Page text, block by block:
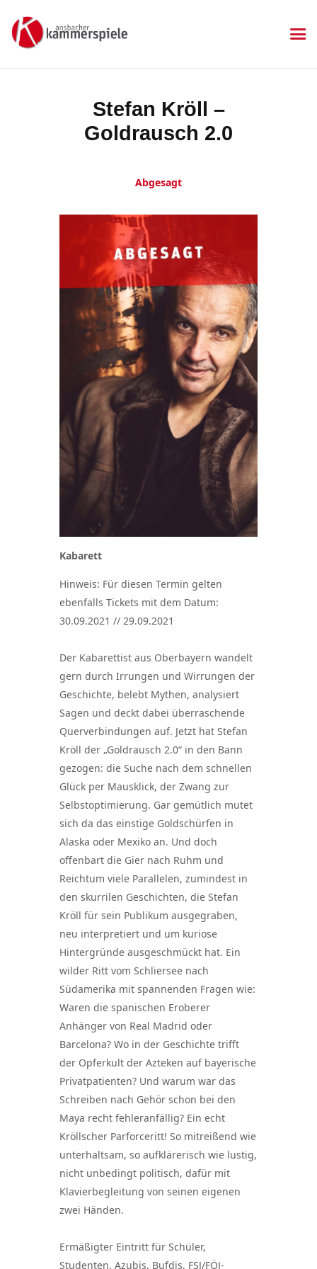
Stefan Kröll –
Goldrausch 2.0
KAMMERSPIELE
Aktuelles
Kartenkauf
Mitgliedschaft
Sponsoren
Kontakt & Anfahrt
Impressum
Datenschutzerklärung
Abgesagt
Kabarett
Hinweis: Für diesen Termin gelten
ebenfalls Tickets mit dem Datum:
30.09.2021 // 29.09.2021
Der Kabarettist aus Oberbayern wandelt
gern durch Irrungen und Wirrungen der
Geschichte, belebt Mythen, analysiert
Sagen und deckt dabei überraschende
Querverbindungen auf. Jetzt hat Stefan
Kröll der „Goldrausch 2.0“ in den Bann
gezogen: die Suche nach dem schnellen
Glück per Mausklick, der Zwang zur
Selbstoptimierung. Gar gemütlich mutet
sich da das einstige Goldschürfen in
Alaska oder Mexiko an. Und doch
offenbart die Gier nach Ruhm und
Reichtum viele Parallelen, zumindest in
den skurrilen Geschichten, die Stefan
Kröll für sein Publikum ausgegraben,
neu interpretiert und um kuriose
Hintergründe ausgeschmückt hat. Ein
wilder Ritt vom Schliersee nach
Südamerika mit spannenden Fragen wie:
Waren die spanischen Eroberer
Anhänger von Real Madrid oder
Barcelona? Wo in der Geschichte trifft
der Opferkult der Azteken auf bayerische
Privatpatienten? Und warum war das
Schreiben nach Gehör schon bei den
Maya recht fehleranfällig? Ein echt
Kröllscher Parforceritt! So mitreißend wie
unterhaltsam, so aufklärerisch wie lustig,
nicht unbedingt politisch, dafür mit
Klavierbegleitung von seinen eigenen
zwei Händen.
Ermäßigter Eintritt für Schüler,
Studenten, Azubis, Bufdis, FSJ/FÖJ-